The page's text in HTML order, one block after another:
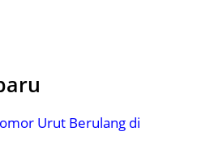
Urut Berulang di